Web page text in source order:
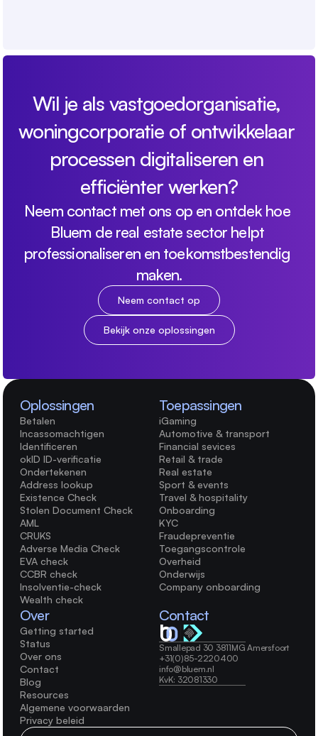
Wil je als vastgoedorganisatie,
woningcorporatie of ontwikkelaar
processen digitaliseren en
efficiënter werken?
Neem contact met ons op en ontdek hoe
Bluem de real estate sector helpt
professionaliseren en toekomstbestendig
maken.
Neem contact op
Bekijk onze oplossingen
Oplossingen
Betalen
Incassomachtigen
Identificeren
okID ID-verificatie
Ondertekenen
Address lookup
Existence Check
Stolen Document Check
AML
CRUKS
Adverse Media Check
EVA check
CCBR check
Insolventie-check
Wealth check
Toepassingen
iGaming
Automotive & transport
Financial sevices
Retail & trade
Real estate
Sport & events
Travel & hospitality
Onboarding
KYC
Fraudepreventie
Toegangscontrole
Overheid
Onderwijs
Company onboarding
Over
Getting started
Status
Over ons
Contact
Blog
Resources
Algemene voorwaarden
Privacy beleid
Contact
Smallepad 30 3811MG Amersfoort
+31(0)85-2220400
info@bluem.nl
KvK: 32081330